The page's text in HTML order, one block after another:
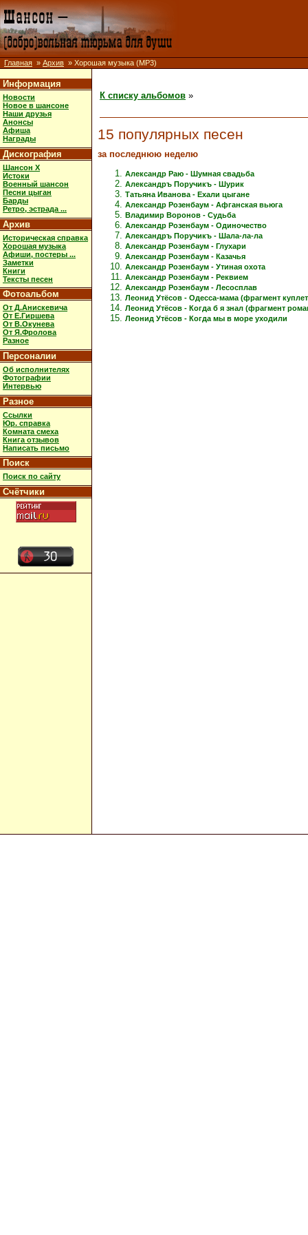
Главная » Архив » Хорошая музыка (MP3)
Информация
Новости
Новое в шансоне
Наши друзья
Анонсы
Афиша
Награды
Дискография
Шансон X
Истоки
Военный шансон
Песни цыган
Барды
Ретро, эстрада ...
Архив
Историческая справка
Хорошая музыка
Афиши, постеры ...
Заметки
Книги
Тексты песен
Фотоальбом
От Д.Анискевича
От Е.Гиршева
От В.Окунева
От Я.Фролова
Разное
Персоналии
Об исполнителях
Фотографии
Интервью
Разное
Ссылки
Юр. справка
Комната смеха
Книга отзывов
Написать письмо
Поиск
Поиск по сайту
Счётчики
К списку альбомов »
15 популярных песен
за последнюю неделю
Александр Раю - Шумная свадьба
Александръ Поручикъ - Шурик
Татьяна Иванова - Ехали цыгане
Александр Розенбаум - Афганская вьюга
Владимир Воронов - Судьба
Александр Розенбаум - Одиночество
Александръ Поручикъ - Шала-ла-ла
Александр Розенбаум - Глухари
Александр Розенбаум - Казачья
Александр Розенбаум - Утиная охота
Александр Розенбаум - Реквием
Александр Розенбаум - Лесосплав
Леонид Утёсов - Одесса-мама (фрагмент
Леонид Утёсов - Когда б я знал (фрагмент
Леонид Утёсов - Когда мы в море уходили